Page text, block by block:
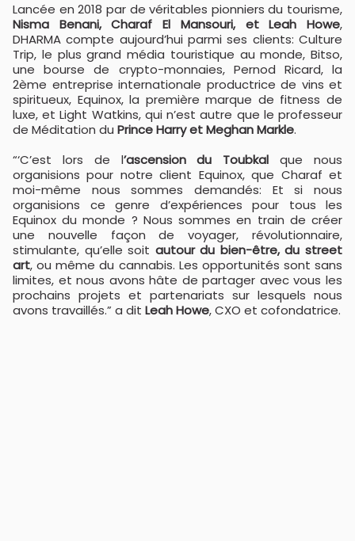
Lancée en 2018 par de véritables pionniers du tourisme,
Nisma Benani, Charaf El Mansouri, et Leah Howe,
DHARMA compte aujourd’hui parmi ses clients: Culture
Trip, le plus grand média touristique au monde, Bitso,
une bourse de crypto-monnaies, Pernod Ricard, la
2ème entreprise internationale productrice de vins et
spiritueux, Equinox, la première marque de fitness de
luxe, et Light Watkins, qui n’est autre que le professeur
de Méditation du Prince Harry et Meghan Markle.
“‘C’est lors de l’ascension du Toubkalque nous
organisions pour notre client Equinox, que Charaf et
moi-même nous sommes demandés: Et si nous
organisions ce genre d’expériences pour tous les
Equinox du monde ? Nous sommes en train de créer
une nouvelle façon de voyager, révolutionnaire,
stimulante, qu’elle soit autour du bien-être, du street
art, ou même du cannabis. Les opportunités sont sans
limites, et nous avons hâte de partager avec vous les
prochains projets et partenariats sur lesquels nous
avons travaillés.” a dit Leah Howe, CXO et cofondatrice.